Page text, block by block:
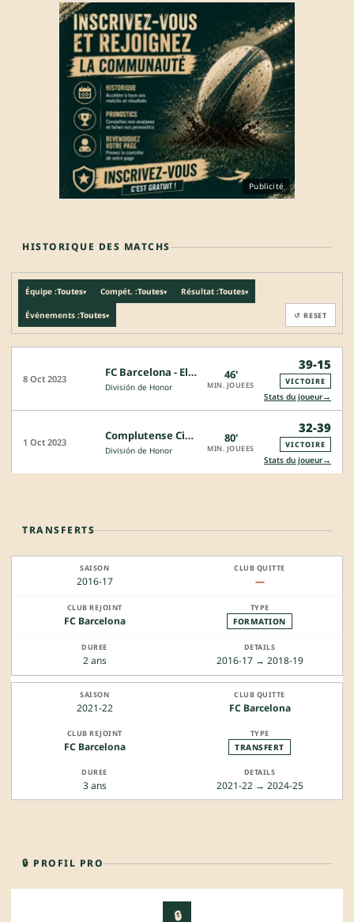
Publicité
HISTORIQUE DES MATCHS
Équipe :Toutes▾ Compét. :Toutes▾ Résultat :Toutes▾
Événements :Toutes▾ ↺ RESET
8 Oct 2023 FC Barcelona - El Salvador
División de Honor
46'
MIN. JOUEES
39-15
VICTOIRE
Stats du joueur→
1 Oct 2023 Complutense Cisneros - FC Barcelona
División de Honor
80'
MIN. JOUEES
32-39
VICTOIRE
Stats du joueur→
TRANSFERTS
2016-17 —
FC Barcelona FORMATION
2 ans 2016-17 → 2018-19
2021-22 FC Barcelona
FC Barcelona TRANSFERT
3 ans 2021-22 → 2024-25
🔒 PROFIL PRO
🔒